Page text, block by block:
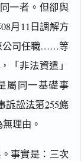
一者。但卻與
月11日調解方
公司任職……等
「非法資遣」
屬同一基礎事
訴訟法第255條
理由。
事實是：三次